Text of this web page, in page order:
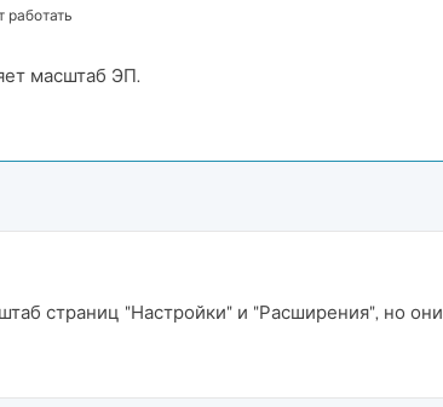
работать
масштаб ЭП.
страниц "Настройки" и "Расширения", но